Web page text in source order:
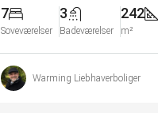
7
Soveværelser
3
Badeværelser
242
m²
Warming Liebhaverboliger